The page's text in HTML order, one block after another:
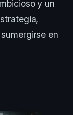
y un
en